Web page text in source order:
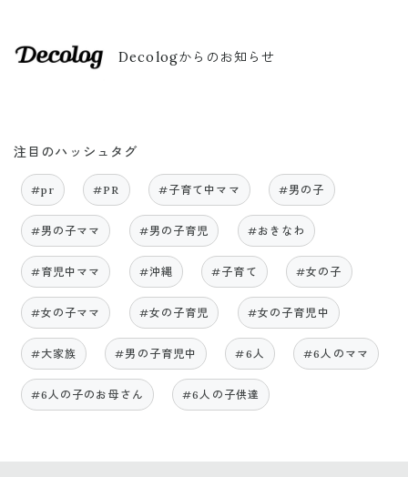
Decologからのお知らせ
注目のハッシュタグ
#pr #PR #子育て中ママ #男の子
#男の子ママ #男の子育児 #おきなわ
#育児中ママ #沖縄 #子育て #女の子
#女の子ママ #女の子育児 #女の子育児中
#大家族 #男の子育児中 #6人 #6人のママ
#6人の子のお母さん #6人の子供達